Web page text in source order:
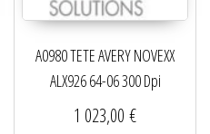
A0980 TETE AVERY NOVEXX
ALX926 64-06 300 Dpi
1 023,00€